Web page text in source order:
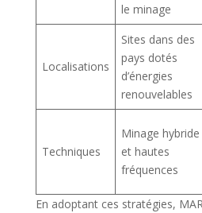
le minage
Localisations
Sites dans des
pays dotés
d’énergies
renouvelables
Techniques
Minage hybride
et hautes
fréquences
En adoptant ces stratégies,